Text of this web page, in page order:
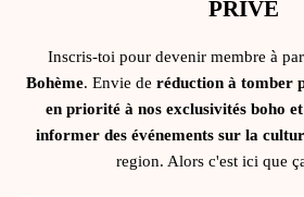
PRIVÉ
Inscris-toi pour devenir membre à
Bohème. Envie de réduction à tomber
en priorité à nos exclusivités boho
informer des événements sur la
region. Alors c'est ici que